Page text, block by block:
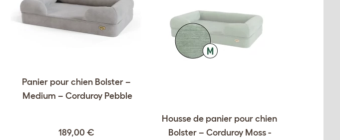
Panier pour chien Bolster –
Medium – Corduroy Pebble
189,00 €
Housse de panier pour chien
Bolster – Corduroy Moss -